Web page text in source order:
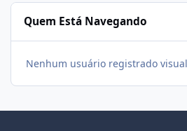
Quem Está Navegando
Nenhum usuário registrado